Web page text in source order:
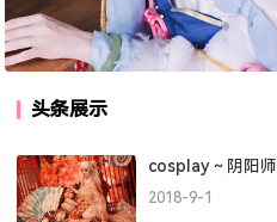
头条展示
cosplay～阴阳师
2018-9-1